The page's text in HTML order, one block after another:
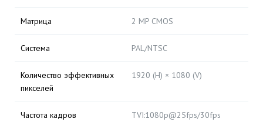
Матрица 2 MP CMOS
Система PAL/NTSC
Количество эффективных
пикселей
1920 (H) × 1080 (V)
Частота кадров
TVI:1080p@25fps/30fps